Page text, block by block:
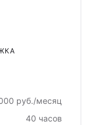
руб./месяц
40 часов